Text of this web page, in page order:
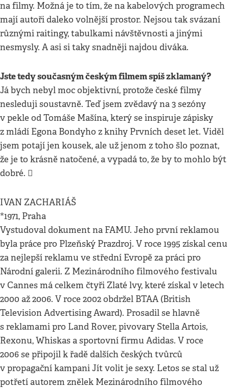
na filmy. Možná je to tím, že na kabelových programech
mají autoři daleko volnější prostor. Nejsou tak svázaní
různými raitingy, tabulkami návštěvnosti a jinými
nesmysly. A asi si taky snadněji najdou diváka.
Jste tedy současným českým filmem spíš zklamaný?
Já bych nebyl moc objektivní, protože české filmy
nesleduji soustavně. Teď jsem zvědavý na 3 sezóny
v pekle od Tomáše Mašína, který se inspiruje zápisky
z mládí Egona Bondyho z knihy Prvních deset let. Viděl
jsem potají jen kousek, ale už jenom z toho šlo poznat,
že je to krásně natočené, a vypadá to, že by to mohlo být
dobré. 
IVAN ZACHARIÁŠ
*1971, Praha
Vystudoval dokument na FAMU. Jeho první reklamou
byla práce pro Plzeňský Prazdroj. V roce 1995 získal cenu
za nejlepší reklamu ve střední Evropě za práci pro
Národní galerii. Z Mezinárodního filmového festivalu
v Cannes má celkem čtyři Zlaté lvy, které získal v letech
2000 až 2006. V roce 2002 obdržel BTAA (British
Television Advertising Award). Prosadil se hlavně
s reklamami pro Land Rover, pivovary Stella Artois,
Rexonu, Whiskas a sportovní firmu Adidas. V roce
2006 se připojil k řadě dalších českých tvůrců
v propagační kampani Jít volit je sexy. Letos se stal už
potřetí autorem znělek Mezinárodního filmového